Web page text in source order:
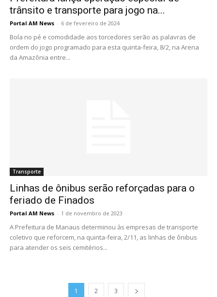
trânsito e transporte para jogo na...
Portal AM News - 6 de fevereiro de 2024
Bola no pé e comodidade aos torcedores serão as palavras de
ordem do jogo programado para esta quinta-feira, 8/2, na Arena
da Amazônia entre...
Transporte
Linhas de ônibus serão reforçadas para o
feriado de Finados
Portal AM News - 1 de novembro de 2023
A Prefeitura de Manaus determinou às empresas de transporte
coletivo que reforcem, na quinta-feira, 2/11, as linhas de ônibus
para atender os seis cemitérios...
1 2 3